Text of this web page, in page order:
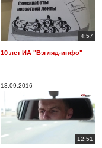
4:57
10 лет ИА "Взгляд-инфо"
13.09.2016
12:51